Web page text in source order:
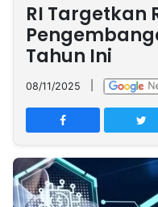
Nasional
International
Olahraga
Entertainment
Daerah
Pariwisata
Kuliner
Kolom
Network
PT
TREETAN
INDONESIA
RI Targetkan
Tahun Ini
08/11/2025